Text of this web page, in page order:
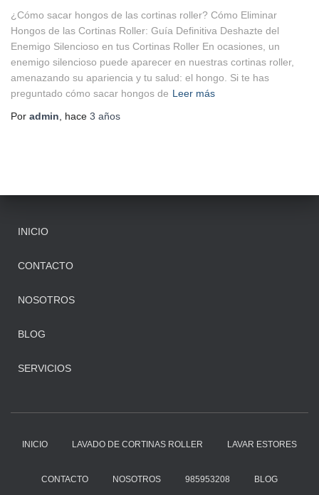
¿Cómo sacar hongos de las cortinas roller? Cómo Eliminar
Hongos de las Cortinas Roller: Guía Definitiva Deshazte del
Enemigo Silencioso en tus Cortinas Roller En ocasiones, un
enemigo silencioso puede aparecer en nuestras cortinas roller,
amenazando su apariencia y tu salud: el hongo. Si te has
preguntado cómo sacar hongos de Leer más
Por admin , hace 3 años
INICIO
CONTACTO
NOSOTROS
BLOG
SERVICIOS
INICIO LAVADO DE CORTINAS ROLLER LAVAR ESTORES
CONTACTO NOSOTROS 985953208 BLOG